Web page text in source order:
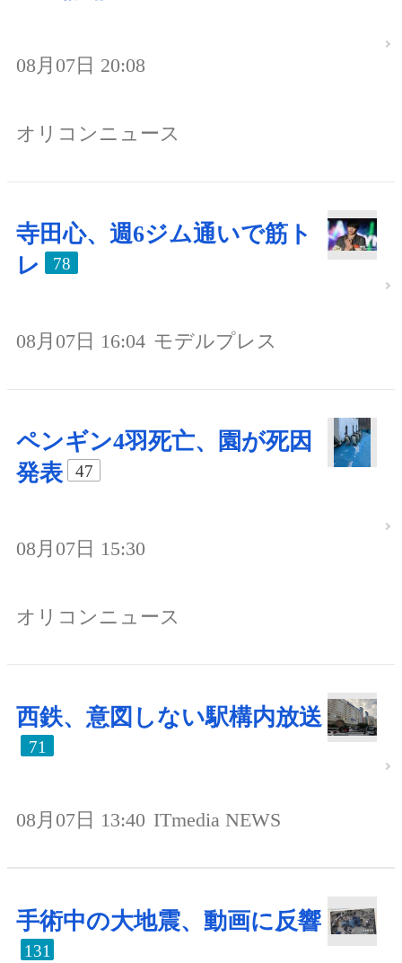
08月07日 20:08
オリコンニュース
寺田心、週6ジム通いで筋ト
レ
78
08月07日 16:04 モデルプレス
ペンギン4羽死亡、園が死因
発表
47
08月07日 15:30
オリコンニュース
西鉄、意図しない駅構内放送
71
08月07日 13:40 ITmedia NEWS
手術中の大地震、動画に反響
131